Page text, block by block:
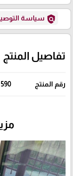
policy سياسة
تفاصيل المنتج
رقم المنتج 590